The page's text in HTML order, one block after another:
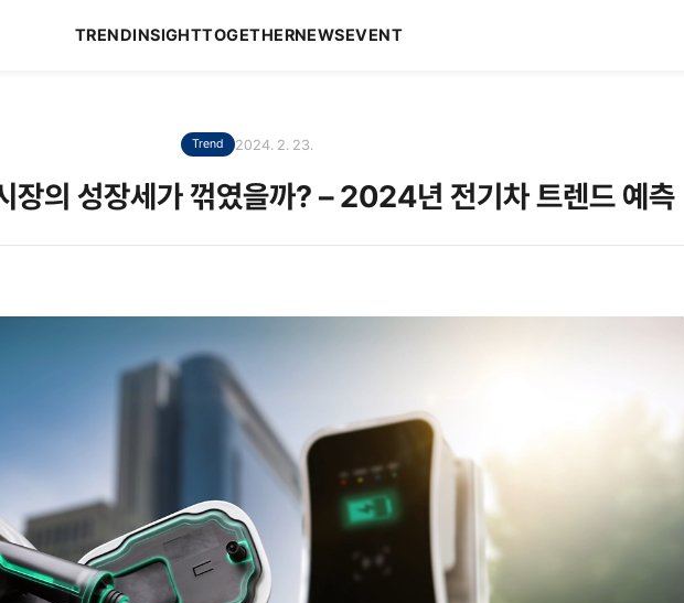
TRENDINSIGHTTOGETHERNEWSEVENT
Trend 2024. 2. 23.
장의 성장세가 꺾였을까? – 2024년 전기차 트렌드 예측